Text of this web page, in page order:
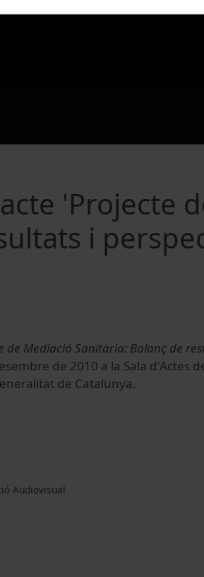
'Projecte
i
de Mediació Sanitària: Balanç de
de 2010 a la Sala d'Actes
de Catalunya.
Audiovisual